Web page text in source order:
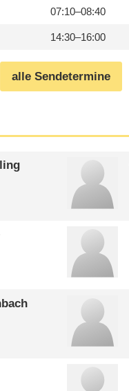
07:10–08:40
14:30–16:00
alle Sendetermine